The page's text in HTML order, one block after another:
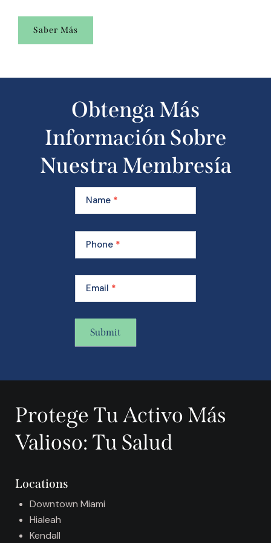
Saber Más
Obtenga Más
Información Sobre
Nuestra Membresía
Learn
More
About
Our
Membership
Name *
Phone *
Email *
Submit
l
e
r
n
v
Protege Tu Activo Más
Valioso: Tu Salud
Locations
Downtown Miami
Hialeah
Kendall